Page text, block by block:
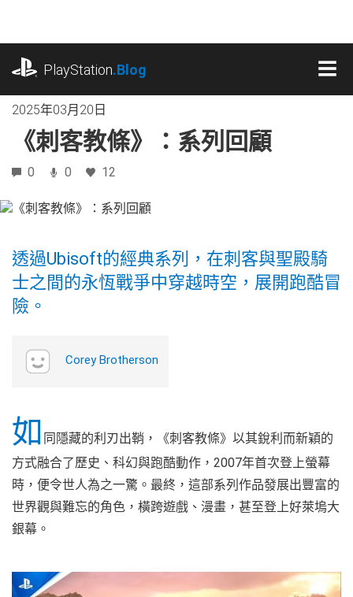
內
PlayStation.Blog
2025年03月20日
《刺客教條》：系列回顧
0 0 12
透過Ubisoft的經典系列，在刺客與聖殿騎
士之間的永恆戰爭中穿越時空，展開跑酷冒
險。
Corey Brotherson
如 同隱藏的利刃出鞘，《刺客教條》以其銳利而新穎的
方式融合了歷史、科幻與跑酷動作，2007年首次登上螢幕
時，便令世人為之一驚。最終，這部系列作品發展出豐富的
世界觀與難忘的角色，橫跨遊戲、漫畫，甚至登上好萊塢大
銀幕。